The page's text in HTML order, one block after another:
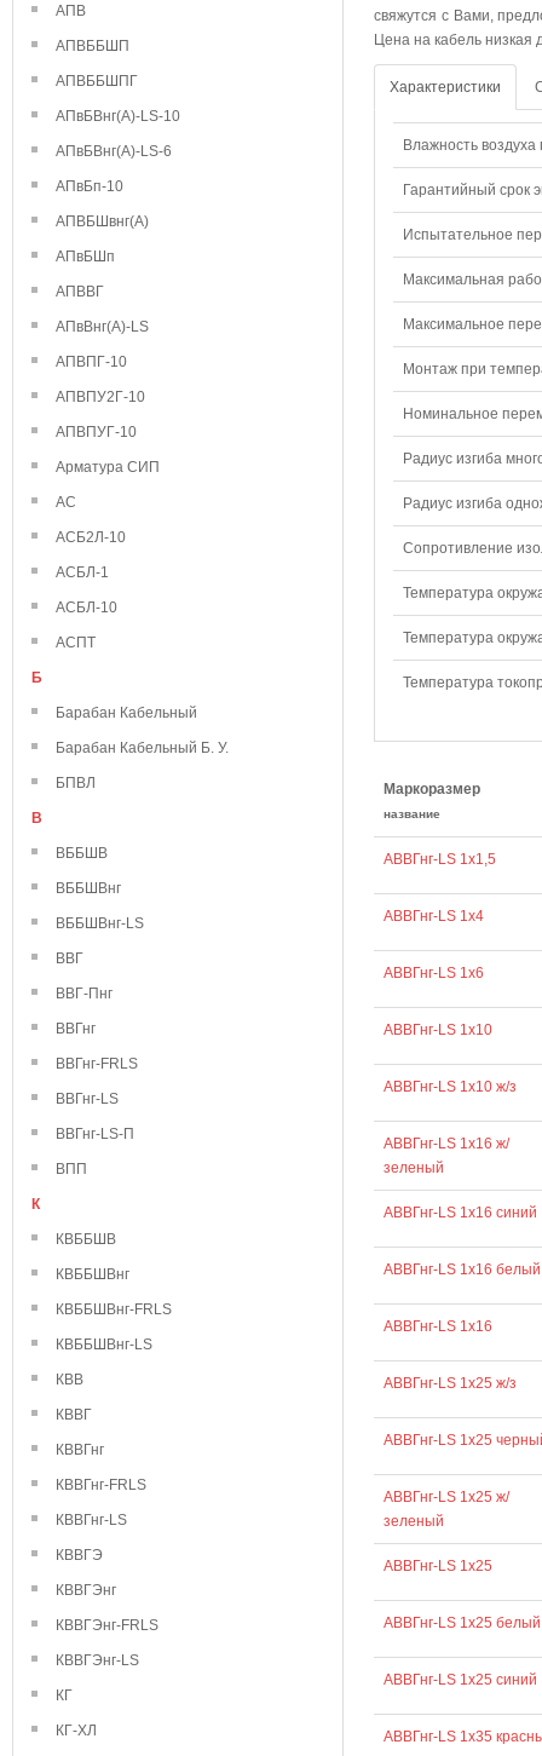
АПВ
АПВББШП
АПВББШПГ
АПвБВнг(А)-LS-10
АПвБВнг(А)-LS-6
АПвБп-10
АПВБШвнг(А)
АПвБШп
АПВВГ
АПвВнг(А)-LS
АПВПГ-10
АПВПУ2Г-10
АПВПУГ-10
Арматура СИП
АС
АСБ2Л-10
АСБЛ-1
АСБЛ-10
АСПТ
Б
Барабан Кабельный
Барабан Кабельный Б. У.
БПВЛ
В
ВББШВ
ВББШВнг
ВББШВнг-LS
ВВГ
ВВГ-Пнг
ВВГнг
ВВГнг-FRLS
ВВГнг-LS
ВВГнг-LS-П
ВПП
К
КВББШВ
КВББШВнг
КВББШВнг-FRLS
КВББШВнг-LS
КВВ
КВВГ
КВВГнг
КВВГнг-FRLS
КВВГнг-LS
КВВГЭ
КВВГЭнг
КВВГЭнг-FRLS
КВВГЭнг-LS
КГ
КГ-ХЛ
свяжутся с Вами,
Цена на кабель низкая
Характеристики
Влажность воздуха
Гарантийный срок
Испытательное
Максимальная
Максимальное
Монтаж при
Номинальное
Радиус изгиба
Радиус изгиба
Сопротивление
Температура
Температура
Температура
Маркоразмер
название
АВВГнг-LS 1х1,5
АВВГнг-LS 1х4
АВВГнг-LS 1х6
АВВГнг-LS 1х10
АВВГнг-LS 1х10 ж/з
АВВГнг-LS 1х16 ж/
зеленый
АВВГнг-LS 1х16 синий
АВВГнг-LS 1х16 белый
АВВГнг-LS 1х16
АВВГнг-LS 1х25 ж/з
АВВГнг-LS 1х25
АВВГнг-LS 1х25 ж/
зеленый
АВВГнг-LS 1х25
АВВГнг-LS 1х25 белый
АВВГнг-LS 1х25 синий
АВВГнг-LS 1х35